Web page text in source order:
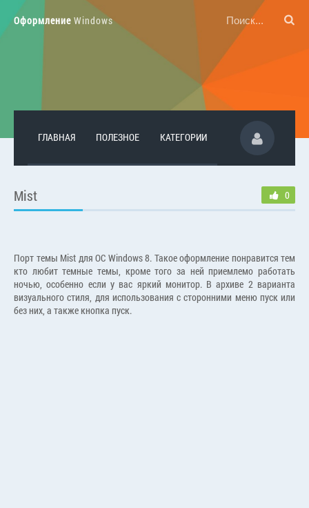
Оформление Windows
ГЛАВНАЯ ПОЛЕЗНОЕ КАТЕГОРИИ
Mist 0
Порт темы Mist для ОС Windows 8. Такое оформление понравится тем
кто любит темные темы, кроме того за ней приемлемо работать
ночью, особенно если у вас яркий монитор. В архиве 2 варианта
визуального стиля, для использования с сторонними меню пуск или
без них, а также кнопка пуск.